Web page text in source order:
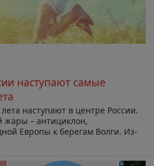
наступают самые
наступают в центре России.
жары – антициклон,
Европы к берегам Волги. Из-